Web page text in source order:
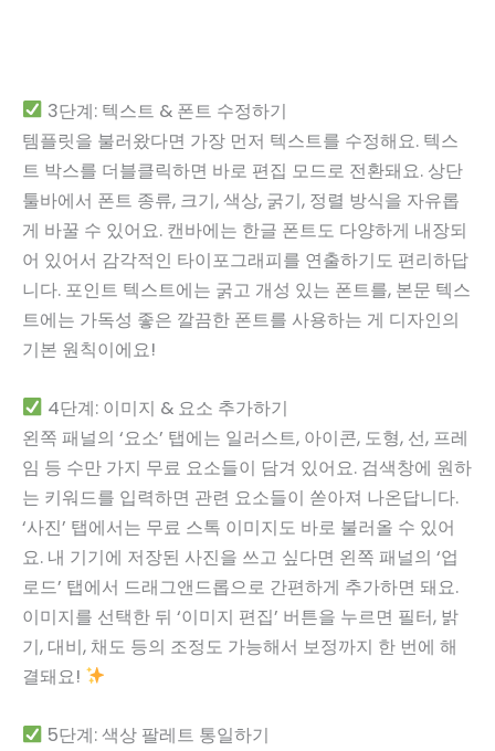
3단계: 텍스트 & 폰트 수정하기
템플릿을 불러왔다면 가장 먼저 텍스트를 수정해요. 텍스
트 박스를 더블클릭하면 바로 편집 모드로 전환돼요. 상단
툴바에서 폰트 종류, 크기, 색상, 굵기, 정렬 방식을 자유롭
게 바꿀 수 있어요. 캔바에는 한글 폰트도 다양하게 내장되
어 있어서 감각적인 타이포그래피를 연출하기도 편리하답
니다. 포인트 텍스트에는 굵고 개성 있는 폰트를, 본문 텍스
트에는 가독성 좋은 깔끔한 폰트를 사용하는 게 디자인의
기본 원칙이에요!
4단계: 이미지 & 요소 추가하기
왼쪽 패널의 ‘요소’ 탭에는 일러스트, 아이콘, 도형, 선, 프레
임 등 수만 가지 무료 요소들이 담겨 있어요. 검색창에 원하
는 키워드를 입력하면 관련 요소들이 쏟아져 나온답니다.
‘사진’ 탭에서는 무료 스톡 이미지도 바로 불러올 수 있어
요. 내 기기에 저장된 사진을 쓰고 싶다면 왼쪽 패널의 ‘업
로드’ 탭에서 드래그앤드롭으로 간편하게 추가하면 돼요.
이미지를 선택한 뒤 ‘이미지 편집’ 버튼을 누르면 필터, 밝
기, 대비, 채도 등의 조정도 가능해서 보정까지 한 번에 해
결돼요!
5단계: 색상 팔레트 통일하기